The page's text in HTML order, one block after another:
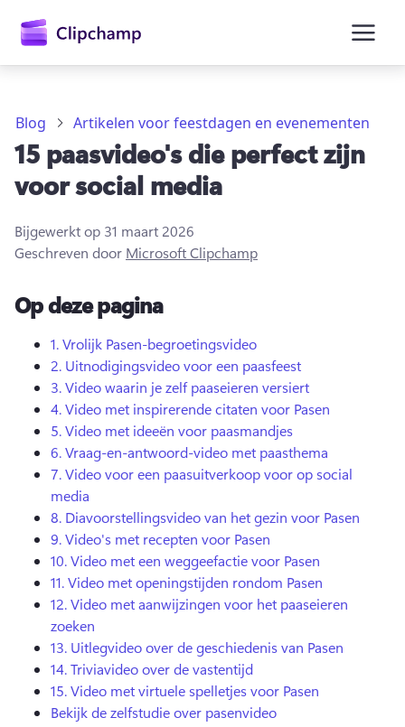
Aanmelden
Gratis uitproberen
Blog Artikelen voor feestdagen en evenementen
15 paasvideo's die perfect zijn
voor social media
Bijgewerkt op 31 maart 2026
Geschreven door Microsoft Clipchamp
Op deze pagina
1.Vrolijk Pasen-begroetingsvideo
2. Uitnodigingsvideo voor een paasfeest
3.Video waarin je zelf paaseieren versiert
4.Video met inspirerende citaten voor Pasen
5.Video met ideeën voor paasmandjes
6.Vraag-en-antwoord-video met paasthema
7.Video voor een paasuitverkoop voor op social
media
8. Diavoorstellingsvideo van het gezin voor Pasen
9.Video's met recepten voor Pasen
10.Video met een weggeefactie voor Pasen
11.Video met openingstijden rondom Pasen
12.Video met aanwijzingen voor het paaseieren
zoeken
13. Uitlegvideo over de geschiedenis van Pasen
14.Triviavideo over de vastentijd
15.Video met virtuele spelletjes voor Pasen
Bekijk de zelfstudie over pasenvideo